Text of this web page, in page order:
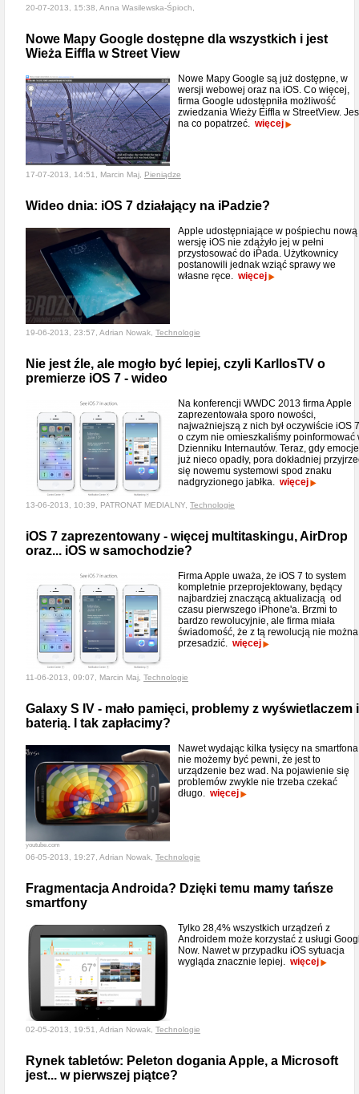
20-07-2013, 15:38, Anna Wasilewska-Śpioch,
Nowe Mapy Google dostępne dla wszystkich i jest
Wieża Eiffla w Street View
Nowe Mapy Google są już dostępne, w
wersji webowej oraz na iOS. Co więcej,
firma Google udostępniła możliwość
zwiedzania Wieży Eiffla w StreetView.
na co popatrzeć. więcej
17-07-2013, 14:51, Marcin Maj, Pieniądze
Wideo dnia: iOS 7 działający na iPadzie?
Apple udostępniające w pośpiechu nową
wersję iOS nie zdążyło jej w pełni
przystosować do iPada. Użytkownicy
postanowili jednak wziąć sprawy we
własne ręce. więcej
19-06-2013, 23:57, Adrian Nowak, Technologie
Nie jest źle, ale mogło być lepiej, czyli KarllosTV o
premierze iOS 7 - wideo
Na konferencji WWDC 2013 firma Apple
zaprezentowała sporo nowości,
najważniejszą z nich był oczywiście iOS
o czym nie omieszkaliśmy poinformować
Dzienniku Internautów. Teraz, gdy emocje
już nieco opadły, pora dokładniej
się nowemu systemowi spod znaku
nadgryzionego jabłka. więcej
13-06-2013, 10:39, PATRONAT MEDIALNY, Technologie
iOS 7 zaprezentowany - więcej multitaskingu, AirDrop
oraz... iOS w samochodzie?
Firma Apple uważa, że iOS 7 to system
kompletnie przeprojektowany, będący
najbardziej znaczącą aktualizacją od
czasu pierwszego iPhone'a. Brzmi to
bardzo rewolucyjnie, ale firma miała
świadomość, że z tą rewolucją nie można
przesadzić. więcej
11-06-2013, 09:07, Marcin Maj, Technologie
Galaxy S IV - mało pamięci, problemy z wyświetlaczem i
baterią. I tak zapłacimy?
youtube.com
Nawet wydając kilka tysięcy na
nie możemy być pewni, że jest to
urządzenie bez wad. Na pojawienie się
problemów zwykle nie trzeba czekać
długo. więcej
06-05-2013, 19:27, Adrian Nowak, Technologie
Fragmentacja Androida? Dzięki temu mamy tańsze
smartfony
Tylko 28,4% wszystkich urządzeń z
Androidem może korzystać z usługi
Now. Nawet w przypadku iOS sytuacja
wygląda znacznie lepiej. więcej
02-05-2013, 19:51, Adrian Nowak, Technologie
Rynek tabletów: Peleton dogania Apple, a Microsoft
jest... w pierwszej piątce?